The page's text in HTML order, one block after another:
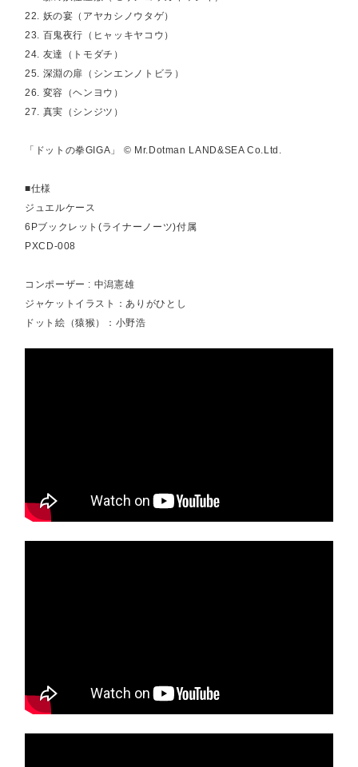
22. 妖の宴（アヤカシノウタゲ）
23. 百鬼夜行（ヒャッキヤコウ）
24. 友達（トモダチ）
25. 深淵の扉（シンエンノトビラ）
26. 変容（ヘンヨウ）
27. 真実（シンジツ）
「ドットの拳GIGA」 © Mr.Dotman LAND&SEA Co.Ltd.
■仕様
ジュエルケース
6Pブックレット(ライナーノーツ)付属
PXCD-008
コンポーザー : 中潟憲雄
ジャケットイラスト：ありがひとし
ドット絵（猿猴）：小野浩